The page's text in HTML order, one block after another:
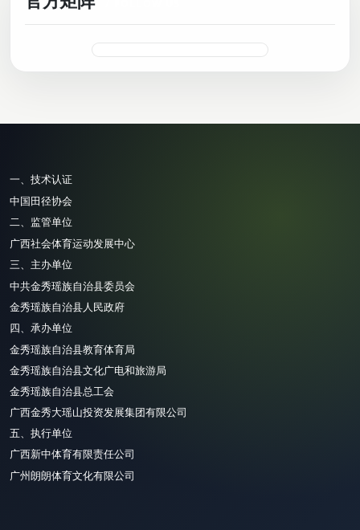
一、 技术认证
中国田径协会
二、
监管单位
广西社会体育运动发展中心
三、
主办单位
中共金秀瑶族自治县委员会
金秀瑶族自治县人民政府
四、 承办单位
金秀瑶族自治县教育体育局
金秀瑶族自治县文化广电和旅游局
金秀瑶族自治县总工会
广西金秀大瑶山投资发展集团有限公司
五、执行单位
广西新中体育有限责任公司
广州朗朗体育文化有限公司